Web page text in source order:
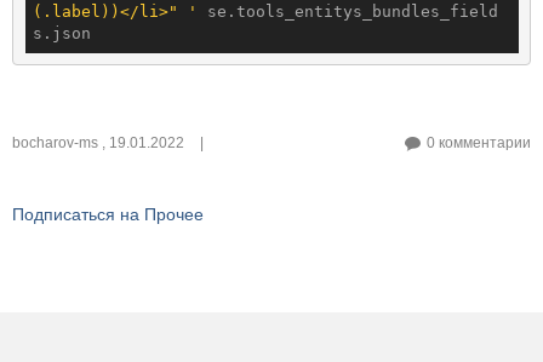
(.label))</li>" '
se.tools_entitys_bundles_field
s.json
bocharov-ms , 19.01.2022 0 комментарии
Подписаться на Прочее